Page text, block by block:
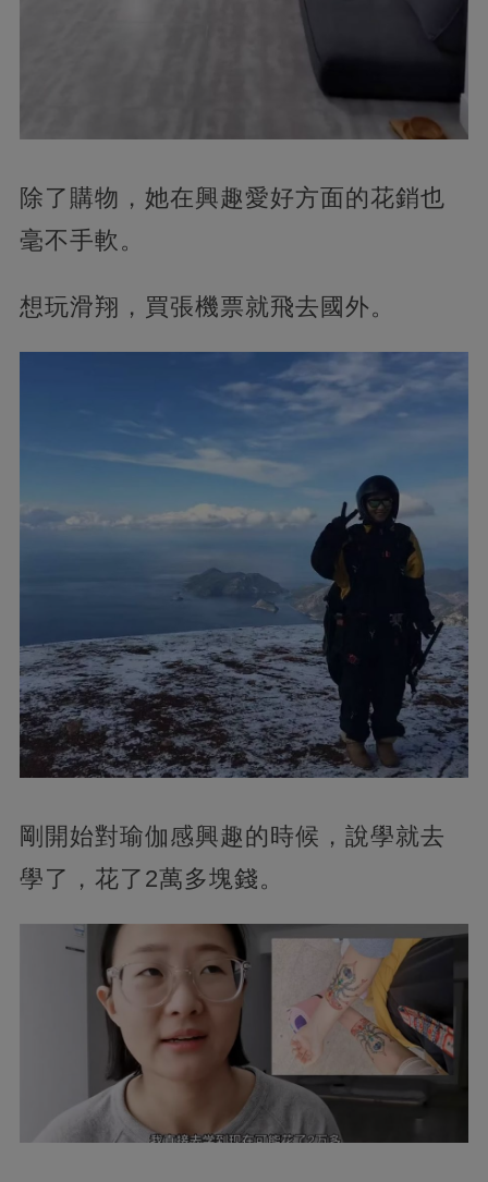
除了購物，她在興趣愛好方面的花銷也
毫不手軟。
想玩滑翔，買張機票就飛去國外。
剛開始對瑜伽感興趣的時候，說學就去
學了，花了2萬多塊錢。